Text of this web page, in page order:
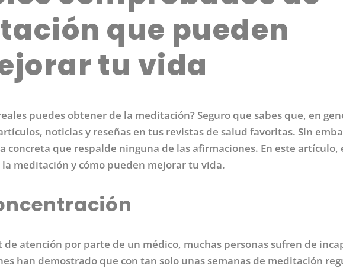
que pueden
tu vida
puedes obtener de la meditación? Seguro que sabes que, en
noticias y reseñas en tus revistas de salud favoritas. Sin
concreta que respalde ninguna de las afirmaciones. En este artículo,
meditación y cómo pueden mejorar tu vida.
de atención por parte de un médico, muchas personas sufren de
han demostrado que con tan solo unas semanas de meditación